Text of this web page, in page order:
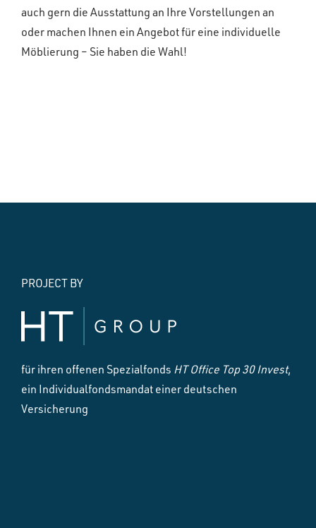
auch gern die Ausstattung an Ihre Vorstellungen an
oder machen Ihnen ein Angebot für eine individuelle
Möblierung – Sie haben die Wahl!
PROJECT BY
für ihren offenen Spezialfonds HT Office Top 30 Invest,
ein Individualfondsmandat einer deutschen
Versicherung